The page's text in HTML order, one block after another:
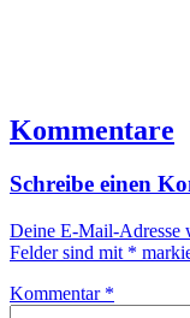
Kommentare
Schreibe einen
Deine E-Mail-Adresse
Felder sind mit *
Kommentar *